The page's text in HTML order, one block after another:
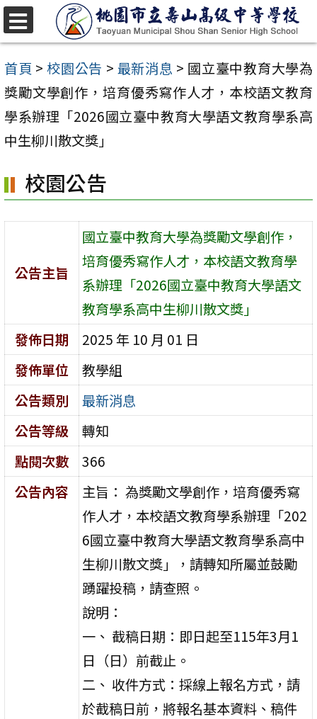
跳
至
主
要
內
容
首頁 > 校園公告 > 最新消息 > 國立臺中教育大學為
獎勵文學創作，培育優秀寫作人才，本校語文教育
學系辦理「2026國立臺中教育大學語文教育學系高
中生柳川散文獎」
校園公告
公告主旨
國立臺中教育大學為獎勵文學創作，
培育優秀寫作人才，本校語文教育學
系辦理「2026國立臺中教育大學語文
教育學系高中生柳川散文獎」
發佈日期
2025 年 10 月 01 日
發佈單位
教學組
公告類別
最新消息
公告等級
轉知
點閱次數
366
公告內容
主旨： 為獎勵文學創作，培育優秀寫
作人才，本校語文教育學系辦理「202
6國立臺中教育大學語文教育學系高中
生柳川散文獎」，請轉知所屬並鼓勵
踴躍投稿，請查照。
說明：
一、 截稿日期：即日起至115年3月1
日（日）前截止。
二、 收件方式：採線上報名方式，請
於截稿日前，將報名基本資料、稿件
選
單